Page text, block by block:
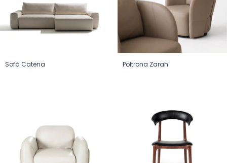
Sofá Catena Poltrona Zarah